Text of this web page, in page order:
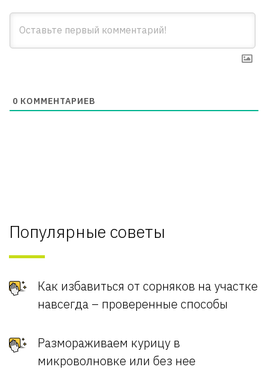
0 КОММЕНТАРИЕВ
Популярные советы
Как избавиться от сорняков на участке
навсегда – проверенные способы
Размораживаем курицу в
микроволновке или без нее